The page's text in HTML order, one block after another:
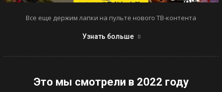
Все еще держим лапки на пульте нового ТВ-контента
Узнать больше
Это мы смотрели в 2022 году